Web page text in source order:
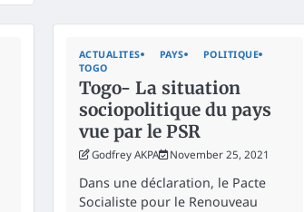
ACTUALITES PAYS
POLITIQUE
TOGO
Togo- La situation
sociopolitique du pays
vue par le PSR
Godfrey AKPA November 25, 2021
Dans une déclaration, le Pacte
Socialiste pour le Renouveau